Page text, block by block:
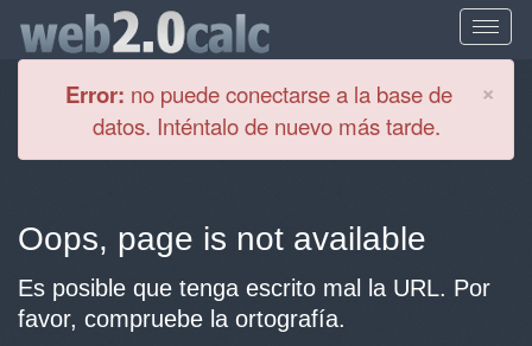
×
Error: no puede conectarse a la base de
datos. Inténtalo de nuevo más tarde.
Oops, page is not available
Es posible que tenga escrito mal la URL. Por
favor, compruebe la ortografía.